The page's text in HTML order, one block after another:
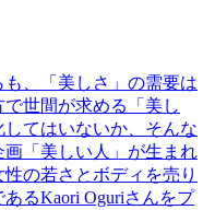
、「美しさ」の需要は
世間が求める「美し
てはいないか、そんな
「美しい人」が生まれ
の若さとボディを売り
るKaori Oguriさんをプ